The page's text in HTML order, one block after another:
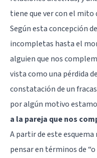
tiene que ver con el mito
Según esta concepción
incompletas hasta el
alguien que nos
vista como una pérdida
constatación de un
por algún motivo
a la pareja que nos
A partir de este
pensar en términos de